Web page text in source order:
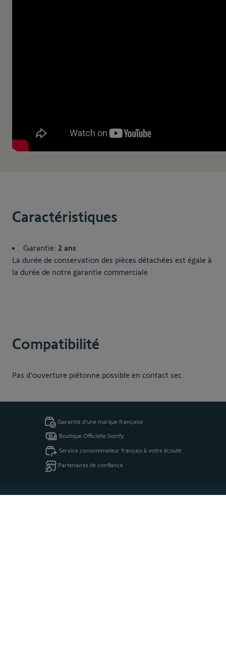
Caractéristiques
Garantie: 2 ans
La durée de conservation des pièces détachées est égale à
la durée de notre garantie commerciale
Compatibilité
Pas d'ouverture piétonne possible en contact sec.
Garantie d'une marque française
Boutique Officielle Somfy
Service consommateur français à votre écoute
Partenaires de confiance